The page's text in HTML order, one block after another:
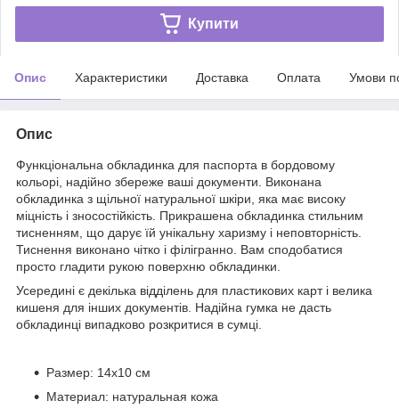
Купити
Опис Характеристики Доставка Оплата Умови
Опис
Функціональна обкладинка для паспорта в бордовому
кольорі, надійно збереже ваші документи. Виконана
обкладинка з щільної натуральної шкіри, яка має високу
міцність і зносостійкість. Прикрашена обкладинка стильним
тисненням, що дарує їй унікальну харизму і неповторність.
Тиснення виконано чітко і філігранно. Вам сподобатися
просто гладити рукою поверхню обкладинки.
Усередині є декілька відділень для пластикових карт і велика
кишеня для інших документів. Надійна гумка не дасть
обкладинці випадково розкритися в сумці.
Размер: 14х10 см
Материал: натуральная кожа